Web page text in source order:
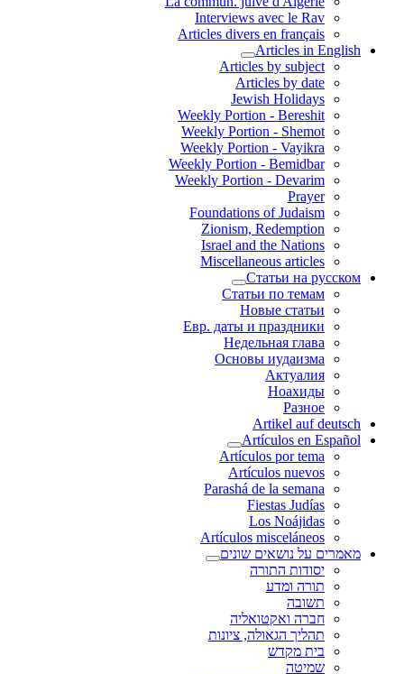
Interviews avec le Rav
Articles divers en français
Articles in English
Articles by subject
Articles by date
Jewish Holidays
Weekly Portion - Bereshit
Weekly Portion - Shemot
Weekly Portion - Vayikra
Weekly Portion - Bemidbar
Weekly Portion - Devarim
Prayer
Foundations of Judaism
Zionism, Redemption
Israel and the Nations
Miscellaneous articles
Статьи на русском
Статьи по темам
Новые статьи
Евр. даты и праздники
Недельная глава
Основы иудаизма
Актуалия
Ноахиды
Разное
Artikel auf deutsch
Artículos en Español
Artículos por tema
Artículos nuevos
Parashá de la semana
Fiestas Judías
Los Noájidas
Artículos misceláneos
מאמרים על נושאים שונים
יסודות התורה
תורה ומדע
תשובה
חברה ואקטואליה
תהליך הגאולה, ציונות
בית מקדש
שמיטה